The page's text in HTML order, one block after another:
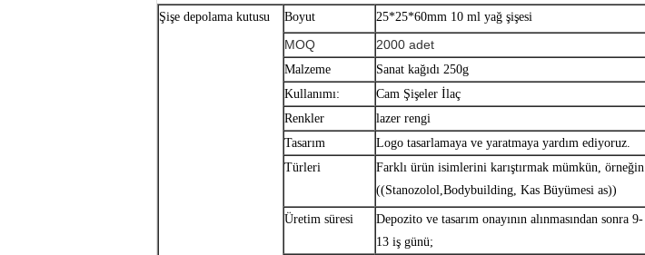
Şişe depolama kutusu
Boyut 25*25*60mm 10 ml yağ şişesi
MOQ 2000 adet
Malzeme
Sanat kağıdı 250g
Kullanımı:
Cam Şişeler İlaç
Renkler
lazer rengi
Tasarım
Logo tasarlamaya ve yaratmaya yardım ediyoruz.
Türleri
Farklı ürün isimlerini karıştırmak mümkün, örneğin
((Stanozolol,Bodybuilding, Kas Büyümesi as))
Üretim süresi
Depozito ve tasarım onayının alınmasından sonra 9-
13 iş günü;